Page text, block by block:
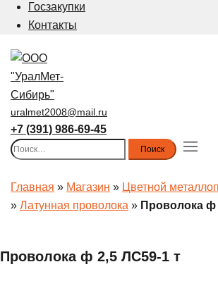
Госзакупки
Контакты
uralmet2008@mail.ru
+7 (391) 986-69-45
Найти:
Главная » Магазин » Цветной
» Латунная проволока » Проволока ф
Проволока ф 2,5 ЛС59-1 т